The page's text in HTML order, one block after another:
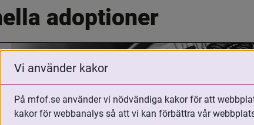
adoptioner
Vi använder kakor
På mfof.se använder vi nödvändiga kakor för att
kakor för webbanalys så att vi kan förbättra vår